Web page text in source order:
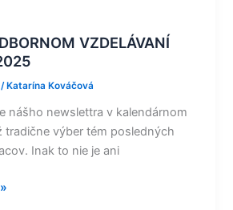
VZDELÁVANÍ
/ Katarína Kováčová
nášho newslettra v kalendárnom
tradične výber tém posledných
Inak to nie je ani